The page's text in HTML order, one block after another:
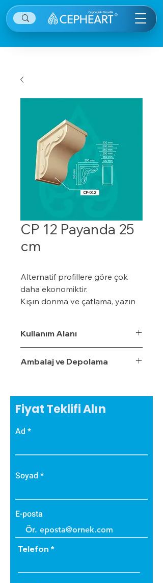
CP 12 Payanda 25
cm
Alternatif profillere göre çok
daha ekonomiktir.
Kışın donma ve çatlama, yazın
uyumludur.
Çok hızlı ve pratik uygulanabilir.
Hafiftir, binaya yük getirmez.
Sudan, nemden, dondan ve
Güneş ışınlarından etkilenmez.
Kullanım Alanı
Ambalaj ve Depolama
Fiyat Teklifi Alın
Ad
Soyad
E-posta
Telefon